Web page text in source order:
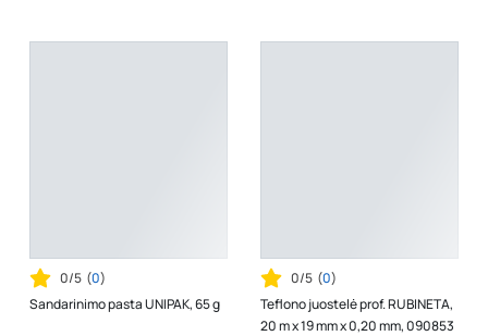
0/5 (0)
Sandarinimo pasta UNIPAK, 65 g
0/5 (0)
Teflono juostelė prof. RUBINETA,
20 m x 19 mm x 0,20 mm, 090853